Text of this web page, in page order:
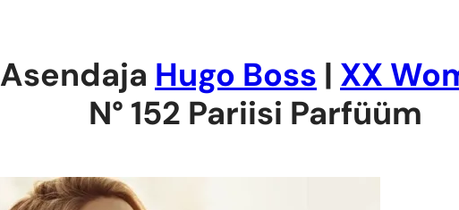
Asendaja Hugo Boss
XX
N° 152 Pariisi Parfüüm